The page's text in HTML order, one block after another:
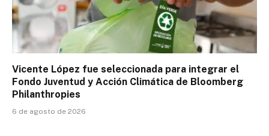
Vicente López fue seleccionada para integrar el
Fondo Juventud y Acción Climática de Bloomberg
Philanthropies
6 de agosto de 2026